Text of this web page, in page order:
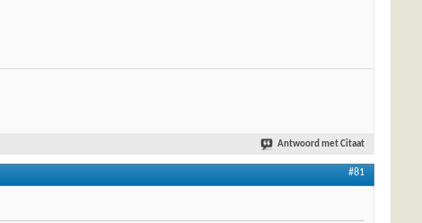
Antwoord met Citaat
#81